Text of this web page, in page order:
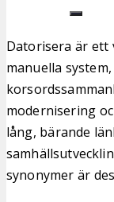
Datorisera är ett
manuella
modernisering
lång, bärande
synonymer är